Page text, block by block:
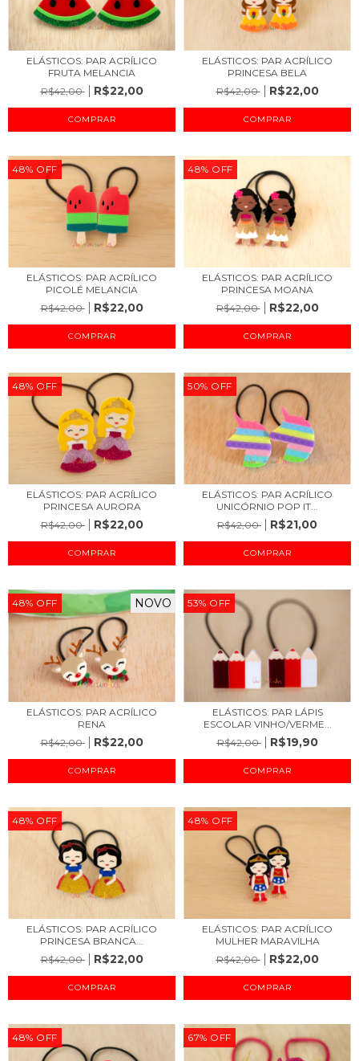
ELÁSTICOS: PAR ACRÍLICO
FRUTA MELANCIA
R$42,00
R$22,00
ELÁSTICOS: PAR ACRÍLICO
PRINCESA BELA
R$42,00
R$22,00
48% OFF
ELÁSTICOS: PAR ACRÍLICO
PICOLÉ MELANCIA
R$42,00
R$22,00
48% OFF
ELÁSTICOS: PAR ACRÍLICO
PRINCESA MOANA
R$42,00
R$22,00
48% OFF
ELÁSTICOS: PAR ACRÍLICO
PRINCESA AURORA
R$42,00
R$22,00
50% OFF
ELÁSTICOS: PAR ACRÍLICO
UNICÓRNIO POP IT...
R$42,00
R$21,00
48% OFF NOVO
ELÁSTICOS: PAR ACRÍLICO
RENA
R$42,00
R$22,00
53% OFF
ELÁSTICOS: PAR LÁPIS
ESCOLAR VINHO/VERME...
R$42,00
R$19,90
48% OFF
ELÁSTICOS: PAR ACRÍLICO
PRINCESA BRANCA...
R$42,00
R$22,00
48% OFF
ELÁSTICOS: PAR ACRÍLICO
MULHER MARAVILHA
R$42,00
R$22,00
48% OFF 67% OFF